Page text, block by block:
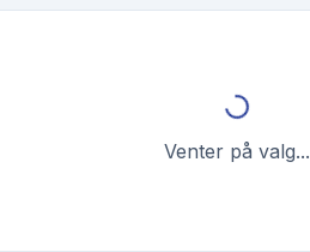
Venter på valg...